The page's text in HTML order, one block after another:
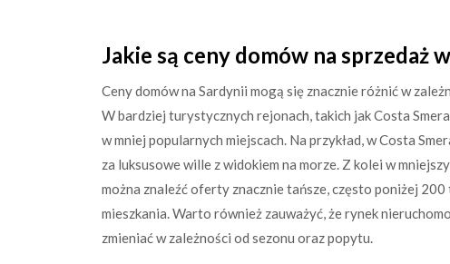
Jakie są ceny domów na sprzedaż
Ceny domów na Sardynii mogą się znacznie różnić w
W bardziej turystycznych rejonach, takich jak Costa
w mniej popularnych miejscach. Na przykład, w Costa
za luksusowe wille z widokiem na morze. Z kolei w
można znaleźć oferty znacznie tańsze, często poniżej
mieszkania. Warto również zauważyć, że rynek
zmieniać w zależności od sezonu oraz popytu.